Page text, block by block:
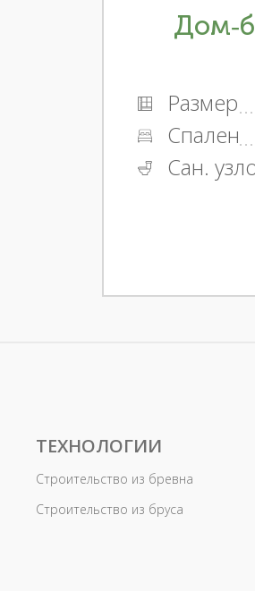
Дом-
Размер
Спален
Сан.
ТЕХНОЛОГИИ
Строительство из бревна
Строительство из бруса